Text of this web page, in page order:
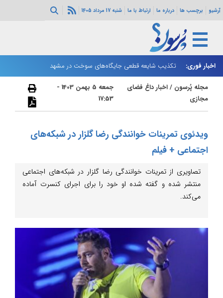
آرشیو برچسب ها درباره ما ارتباط با ما شنبه 17 مرداد 1405
اخبار فوری: تکذیب شایعه قطعی جایگاه‌های سوخت در مشهد
بازار نفت صعودی شد
مجله پُرسون /اخبار داغ فضای
مجازی
جمعه 5 بهمن 1403 -
17:53
ویدئوی تمرینات خوانندگی رضا گلزار در شبکه‌های
اجتماعی + فیلم
تصاویری از تمرینات خوانندگی رضا گلزار در شبکه‌های اجتماعی
منتشر شده و گفته شده او خود را برای اجرای کنسرت آماده
می‌کند.